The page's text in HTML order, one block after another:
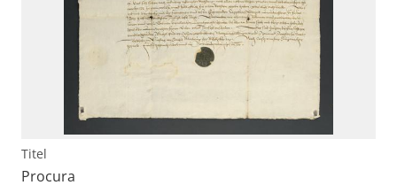
Titel
Procura